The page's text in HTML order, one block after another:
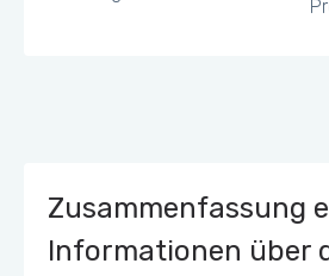
Zusammenfassung
Informationen über